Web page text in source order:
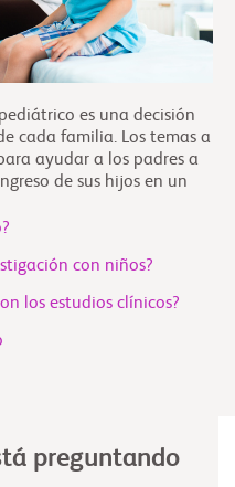
es una decisión
cada familia. Los temas a
ayudar a los padres a
de sus hijos en un
con niños?
los estudios clínicos?
preguntando